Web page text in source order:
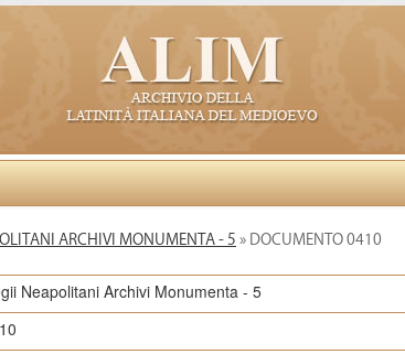
ARCHIVI MONUMENTA - 5 » DOCUMENTO 0410
Neapolitani Archivi Monumenta - 5